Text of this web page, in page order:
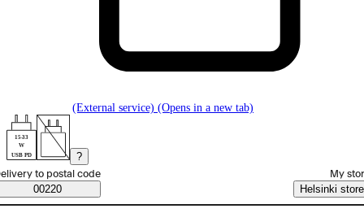
(External service) (Opens in a new tab)
15-33
W
USB PD
?
Saatavuustiedot
order method
to postal code
00220
My
Helsinki store